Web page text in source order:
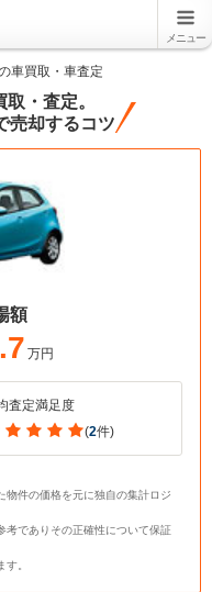
メニュー
車買取・車査定
・査定。
売却するコツ
額
万円
査定満足度
(2件)
件の価格を元に独自の集計ロジ
でありその正確性について保証
。